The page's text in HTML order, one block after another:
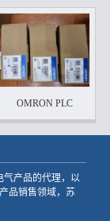
OMRON PLC
产品的代理，以
品销售领域，苏